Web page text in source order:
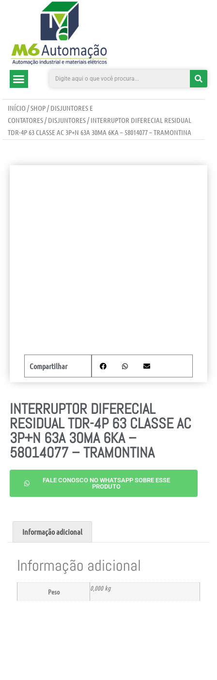
INÍCIO/SHOP/DISJUNTORES E
CONTATORES/DISJUNTORES/ INTERRUPTOR DIFERECIAL RESIDUAL
TDR-4P 63 CLASSE AC 3P+N 63A 30MA 6KA – 58014077 – TRAMONTINA
INTERRUPTOR DIFERECIAL
RESIDUAL TDR-4P 63 CLASSE AC
3P+N 63A 30MA 6KA –
58014077 – TRAMONTINA
FALE CONOSCO NO WHATSAPP SOBRE ESSE
PRODUTO
Compartilhar
Informação adicional
Informação adicional
Peso 0,000 kg